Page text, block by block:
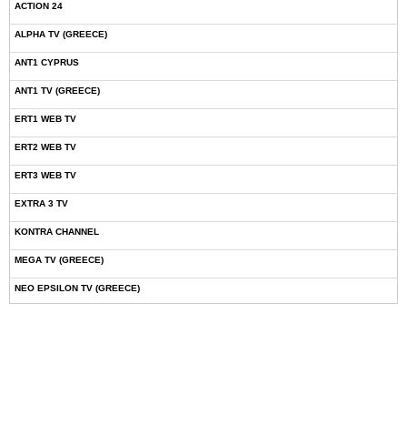
ACTION 24
ALPHA TV (GREECE)
ANT1 CYPRUS
ANT1 TV (GREECE)
ERT1 WEB TV
ERT2 WEB TV
ERT3 WEB TV
EXTRA 3 TV
KONTRA CHANNEL
MEGA TV (GREECE)
NEO EPSILON TV (GREECE)